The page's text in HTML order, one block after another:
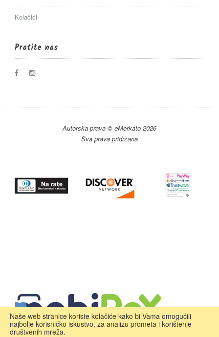
Naše web stranice koriste kolačiće kako bi Vama omogućili
najbolje korisničko iskustvo, za analizu prometa i korištenje
društvenih mreža.
Kolačići
Pratite nas
Autorska prava © eMerkato 2026
Sva prava pridržana